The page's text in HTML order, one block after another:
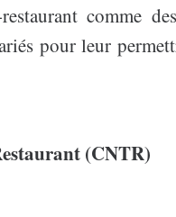
comme
pour leur
(CNTR)